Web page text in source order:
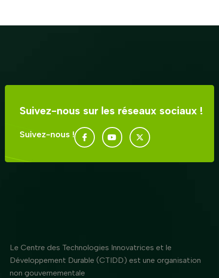
Suivez-nous sur les réseaux sociaux !
Suivez-nous !
Le Centre des Technologies Innovatrices et le
Développement Durable (CTIDD) est une organisation
non gouvernementale